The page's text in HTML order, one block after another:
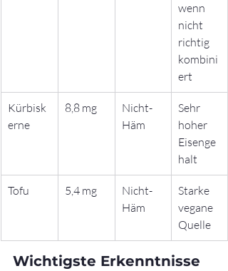
wenn
nicht
richtig
kombini
ert
Kürbisk
erne
8,8 mg
Nicht-
Häm
Sehr
hoher
Eisenge
halt
Tofu 5,4 mg
Nicht-
Häm
Starke
vegane
Quelle
Wichtigste Erkenntnisse